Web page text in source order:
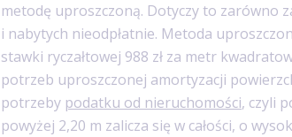
metodę uproszczoną. Dotyczy to zarówno
i nabytych nieodpłatnie. Metoda
stawki ryczałtowej 988 zł za metr
potrzeb uproszczonej amortyzacji
potrzeby podatku od nieruchomości, czyli
powyżej 2,20 m zalicza się w całości, o